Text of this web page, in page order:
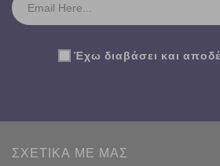
Έχω διαβάσει και
ΣΧΕΤΙΚΑ ΜΕ ΜΑΣ